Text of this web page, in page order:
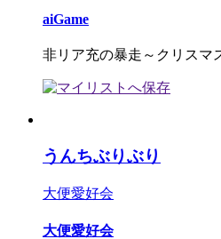
aiGame
非リア充の暴走～クリスマ
うんちぶりぶり
大便愛好会
大便愛好会